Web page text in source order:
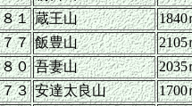
８１ 蔵王山
1840
７７ 飯豊山
2105
８０ 吾妻山
2035
７３ 安達太良山
1700